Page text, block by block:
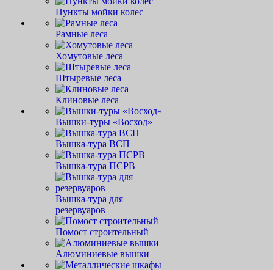
Пункты мойки колес
Рамные леса
Хомутовые леса
Штыревые леса
Клиновые леса
Вышки-туры «Восход»
Вышка-тура ВСП
Вышка-тура ПСРВ
Вышка-тура для
резервуаров
Помост строительный
Алюминиевые вышки